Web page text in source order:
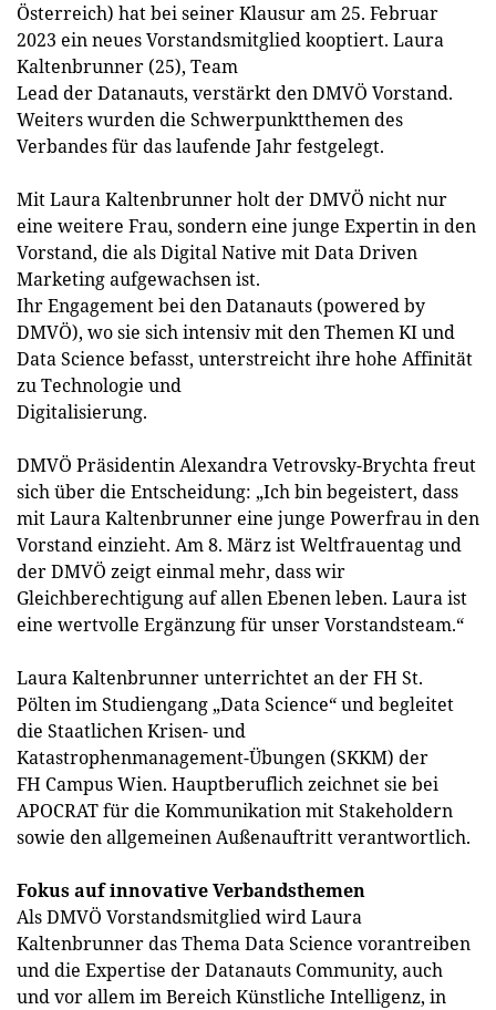
Österreich) hat bei seiner Klausur am 25. Februar
2023 ein neues Vorstandsmitglied kooptiert. Laura
Kaltenbrunner (25), Team
Lead der Datanauts, verstärkt den DMVÖ Vorstand.
Weiters wurden die Schwerpunktthemen des
Verbandes für das laufende Jahr festgelegt.
Mit Laura Kaltenbrunner holt der DMVÖ nicht nur
eine weitere Frau, sondern eine junge Expertin in den
Vorstand, die als Digital Native mit Data Driven
Marketing aufgewachsen ist.
Ihr Engagement bei den Datanauts (powered by
DMVÖ), wo sie sich intensiv mit den Themen KI und
Data Science befasst, unterstreicht ihre hohe Affinität
zu Technologie und
Digitalisierung.
DMVÖ Präsidentin Alexandra Vetrovsky-Brychta freut
sich über die Entscheidung: „Ich bin begeistert, dass
mit Laura Kaltenbrunner eine junge Powerfrau in den
Vorstand einzieht. Am 8. März ist Weltfrauentag und
der DMVÖ zeigt einmal mehr, dass wir
Gleichberechtigung auf allen Ebenen leben. Laura ist
eine wertvolle Ergänzung für unser Vorstandsteam.“
Laura Kaltenbrunner unterrichtet an der FH St.
Pölten im Studiengang „Data Science“ und begleitet
die Staatlichen Krisen- und
Katastrophenmanagement-Übungen (SKKM) der
FH Campus Wien. Hauptberuflich zeichnet sie bei
APOCRAT für die Kommunikation mit Stakeholdern
sowie den allgemeinen Außenauftritt verantwortlich.
Fokus auf innovative Verbandsthemen
Als DMVÖ Vorstandsmitglied wird Laura
Kaltenbrunner das Thema Data Science vorantreiben
und die Expertise der Datanauts Community, auch
und vor allem im Bereich Künstliche Intelligenz, in